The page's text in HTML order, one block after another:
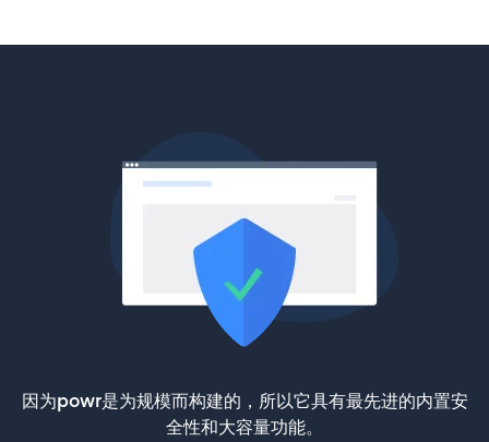
因为powr是为规模而构建的，所以它具有最先进的内置安
全性和大容量功能。